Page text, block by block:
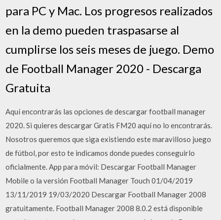
para PC y Mac. Los progresos realizados
en la demo pueden traspasarse al
cumplirse los seis meses de juego. Demo
de Football Manager 2020 - Descarga
Gratuita
Aquí encontrarás las opciones de descargar football manager
2020. Si quieres descargar Gratis FM20 aquí no lo encontrarás.
Nosotros queremos que siga existiendo este maravilloso juego
de fútbol, por esto te indicamos donde puedes conseguirlo
oficialmente. App para móvil: Descargar Football Manager
Mobile o la versión Football Manager Touch 01/04/2019
13/11/2019 19/03/2020 Descargar Football Manager 2008
gratuitamente. Football Manager 2008 8.0.2 está disponible